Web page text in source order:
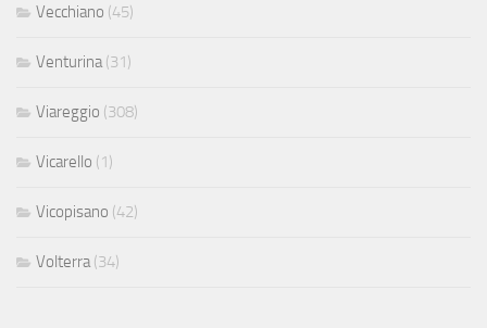
Vecchiano (45)
Venturina (31)
Viareggio (308)
Vicarello (1)
Vicopisano (42)
Volterra (34)